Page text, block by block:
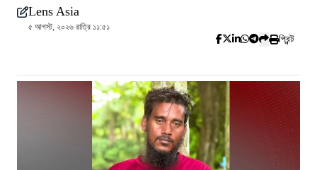
Lens Asia
৫ আগস্ট, ২০২৬ রাত্রি ১১:৫১
প্রিন্ট